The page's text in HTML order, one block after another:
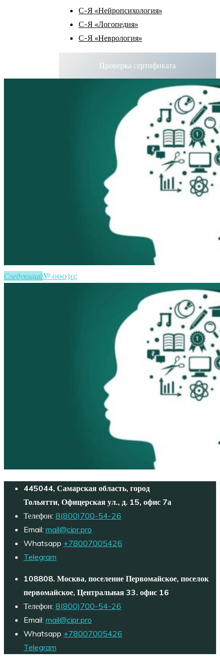
С-Я «Нейропсихология»
С-Я «Логопедия»
С-Я «Неврология»
Проверка сертификата
Следующий№ 00030;
445044, Самарская область, город
Тольятти, Офицерская ул., д. 15, офис 7а
Телефон: 8(800)700-54-26
Email: mail@cipr.pro
Whatsapp +78007005426
Telegram
108808. Москва, поселение Первомайское, поселок
первомайское, Центральная 33. офис 16
Телефон: 8(800)700-54-26
Email: mail@cipr.pro
Whatsapp +78007005426
Telegram